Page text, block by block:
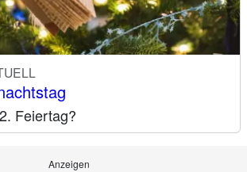
Feiertag?
Anzeigen